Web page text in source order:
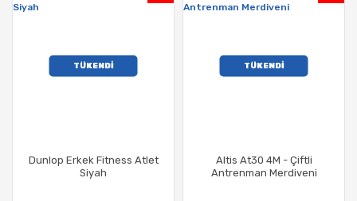
TÜKENDİ
Dunlop Erkek Fitness Atlet
Siyah
TÜKENDİ
Altis At30 4M - Çiftli
Antrenman Merdiveni